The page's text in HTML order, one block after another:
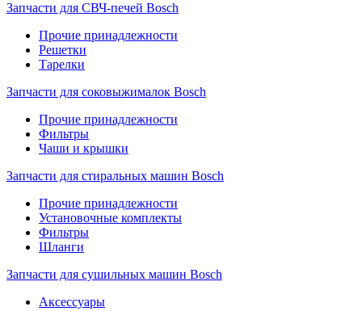
Запчасти для СВЧ-печей Bosch
Прочие принадлежности
Решетки
Тарелки
Запчасти для соковыжималок Bosch
Прочие принадлежности
Фильтры
Чаши и крышки
Запчасти для стиральных машин Bosch
Прочие принадлежности
Установочные комплекты
Фильтры
Шланги
Запчасти для сушильных машин Bosch
Аксессуары